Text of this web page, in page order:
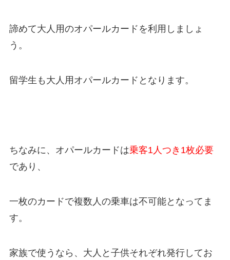
諦めて大人用のオパールカードを利用しましょ
う。
留学生も大人用オパールカードとなります。
ちなみに、オパールカードは乗客1人つき1枚必要
であり、
一枚のカードで複数人の乗車は不可能となってま
す。
家族で使うなら、大人と子供それぞれ発行してお